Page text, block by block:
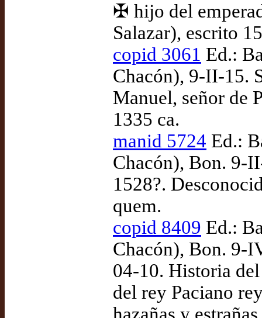
✠ hijo del
Salazar), escrito
copid 3061 Ed.:
Chacón), 9-II-15.
Manuel, señor de
1335 ca.
manid 5724 Ed.:
Chacón), Bon. 9-
1528?.
quem.
copid 8409 Ed.:
Chacón), Bon. 9-
04-10. Historia
del rey Paciano